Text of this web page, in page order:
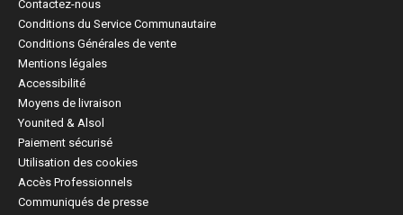
Contactez-nous
Conditions du Service Communautaire
Conditions Générales de vente
Mentions légales
Accessibilité
Moyens de livraison
Younited & Alsol
Paiement sécurisé
Utilisation des cookies
Accès Professionnels
Communiqués de presse